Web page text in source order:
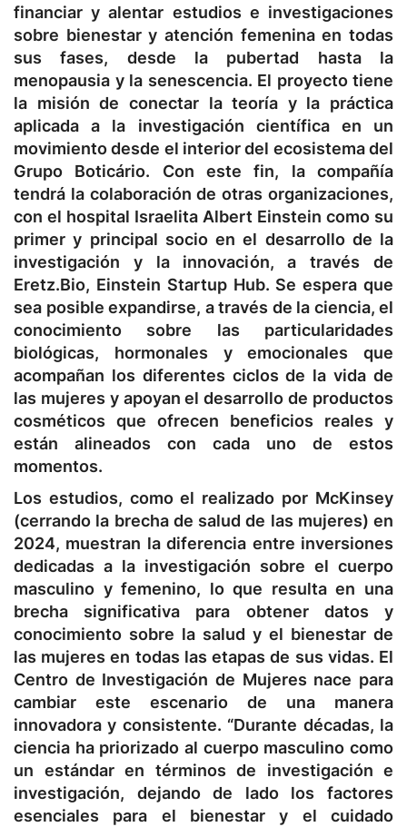
financiar y alentar estudios e investigaciones
sobre bienestar y atención femenina en todas
sus fases, desde la pubertad hasta la
menopausia y la senescencia. El proyecto tiene
la misión de conectar la teoría y la práctica
aplicada a la investigación científica en un
movimiento desde el interior del ecosistema del
Grupo Boticário. Con este fin, la compañía
tendrá la colaboración de otras organizaciones,
con el hospital Israelita Albert Einstein como su
primer y principal socio en el desarrollo de la
investigación y la innovación, a través de
Eretz.Bio, Einstein Startup Hub. Se espera que
sea posible expandirse, a través de la ciencia, el
conocimiento sobre las particularidades
biológicas, hormonales y emocionales que
acompañan los diferentes ciclos de la vida de
las mujeres y apoyan el desarrollo de productos
cosméticos que ofrecen beneficios reales y
están alineados con cada uno de estos
momentos.
Los estudios, como el realizado por McKinsey
(cerrando la brecha de salud de las mujeres) en
2024, muestran la diferencia entre inversiones
dedicadas a la investigación sobre el cuerpo
masculino y femenino, lo que resulta en una
brecha significativa para obtener datos y
conocimiento sobre la salud y el bienestar de
las mujeres en todas las etapas de sus vidas. El
Centro de Investigación de Mujeres nace para
cambiar este escenario de una manera
innovadora y consistente. “Durante décadas, la
ciencia ha priorizado al cuerpo masculino como
un estándar en términos de investigación e
investigación, dejando de lado los factores
esenciales para el bienestar y el cuidado